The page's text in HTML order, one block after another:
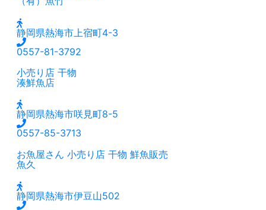
静岡県熱海市上宿町4-3
0557-81-3792
小売り店 干物
湊鮮魚店
静岡県熱海市咲見町8-5
0557-85-3713
お魚屋さん 小売り店 干物 鮮魚販売
魚久
静岡県熱海市伊豆山502